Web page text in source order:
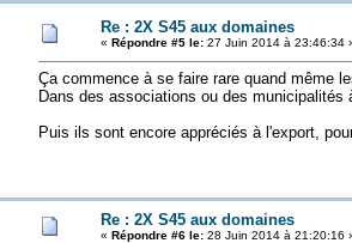
Re : 2X S45 aux domaines
« Répondre #5 le:27 Juin 2014 à 23:46:34
Ça commence à se faire rare quand même
Dans des associations ou des
Puis ils sont encore appréciés à l'export,
Re : 2X S45 aux domaines
« Répondre #6 le:28 Juin 2014 à 21:20:16